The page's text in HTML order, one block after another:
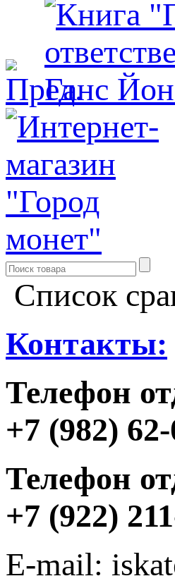
Список
Контакты:
Телефон
+7 (982)
Телефон
+7 (922)
E-mail: